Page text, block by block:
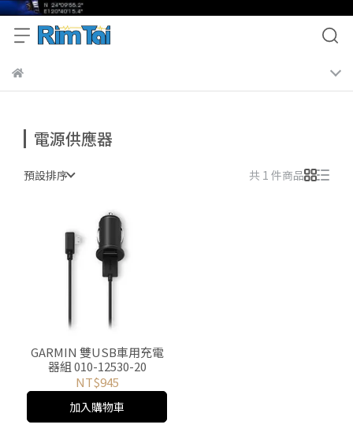
電源供應器
預設排序 共 1 件商品
GARMIN 雙USB車用充電
器組 010-12530-20
NT$945
加入購物車